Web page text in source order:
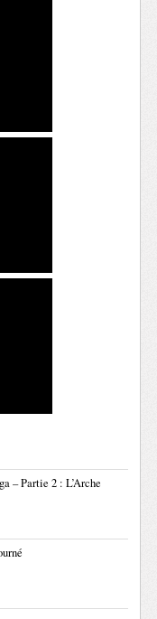
– Partie 2 : L’Arche